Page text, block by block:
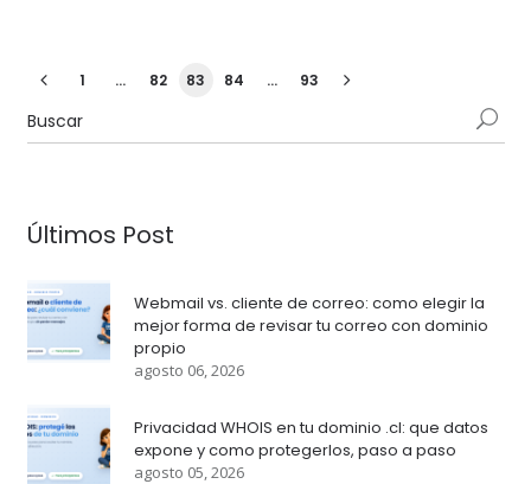
1 … 82 83 84 … 93
Últimos Post
Webmail vs. cliente de correo: como elegir la
mejor forma de revisar tu correo con dominio
propio
agosto 06, 2026
Privacidad WHOIS en tu dominio .cl: que datos
expone y como protegerlos, paso a paso
agosto 05, 2026